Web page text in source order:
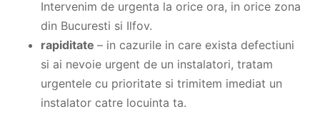
Intervenim de urgenta la orice ora, in orice zona
din Bucuresti si Ilfov.
rapiditate – in cazurile in care exista defectiuni
si ai nevoie urgent de un instalatori, tratam
urgentele cu prioritate si trimitem imediat un
instalator catre locuinta ta.